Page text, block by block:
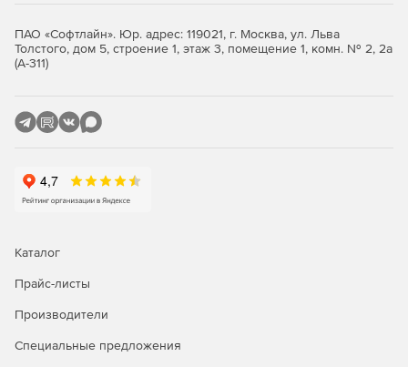
Телемост
неограничена. Участие в них могут принимать до 40
Рассылки
электронных писем по списку получателей (бета). С его
актуальных предложениях.
Заметки
ПАО «Софтлайн». Юр. адрес: 119021, г. Москва, ул. Льва
Толстого, дом 5, строение 1, этаж 3, помещение 1, комн. № 2, 2а
(А-311)
Каталог
Прайс-листы
Производители
Специальные предложения